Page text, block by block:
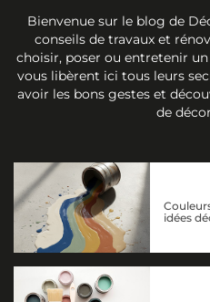
Bienvenue sur le blog de
conseils de travaux et
choisir, poser ou entretenir
vous libèrent ici tous leurs
avoir les bons gestes et
de
idées